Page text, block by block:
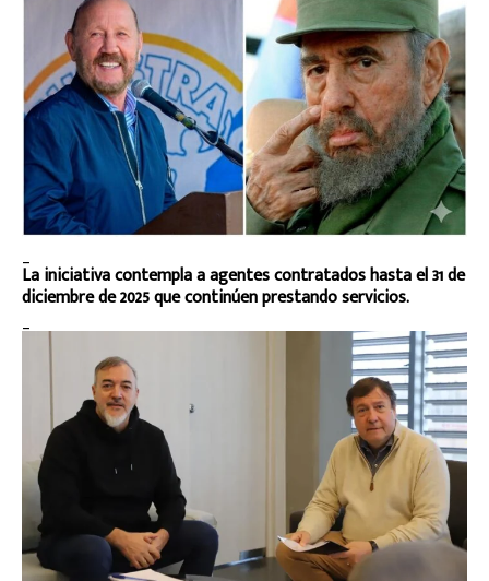
La iniciativa contempla a agentes contratados hasta el 31 de
diciembre de 2025 que continúen prestando servicios.